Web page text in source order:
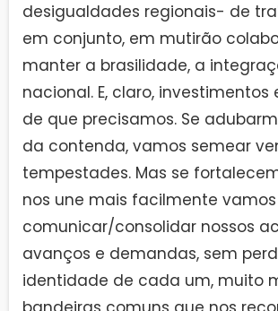
desigualdades regionais- de
em conjunto, em mutirão
manter a brasilidade, a
nacional. E, claro, investimentos
de que precisamos. Se
da contenda, vamos semear
tempestades. Mas se
nos une mais facilmente vamos
comunicar/consolidar nossos
avanços e demandas, sem
identidade de cada um, muito